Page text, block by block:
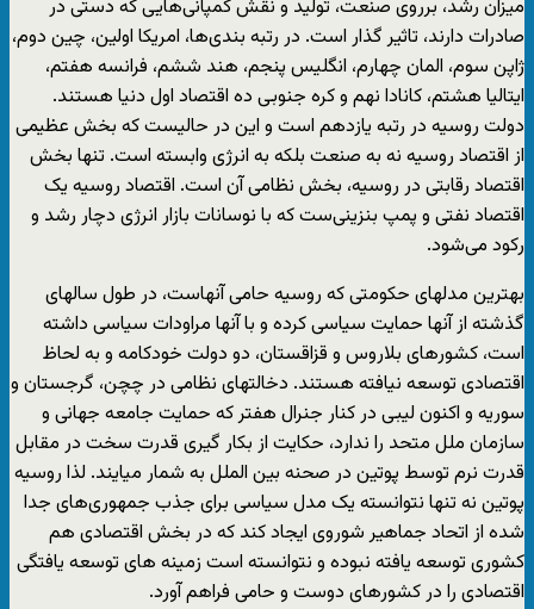
میزان رشد، برروی صنعت، تولید و نقش کمپانی‌هایی که دستی در
صادرات دارند، تاثیر گذار است. در رتبه بندی‌ها، امریکا اولین، چین دوم،
ژاپن سوم، المان چهارم، انگلیس پنجم، هند ششم، فرانسه هفتم،
ایتالیا هشتم، کانادا نهم و کره جنوبی ده اقتصاد اول دنیا هستند.
دولت روسیه در رتبه یازدهم است و این در حالیست که بخش عظیمی
از اقتصاد روسیه نه به صنعت بلکه به انرژی وابسته است. تنها بخش
اقتصاد رقابتی در روسیه، بخش نظامی آن است. اقتصاد روسیه یک
اقتصاد نفتی و پمپ بنزینی‌ست که با نوسانات بازار انرژی دچار رشد و
رکود می‌شود.
بهترین مدلهای حکومتی که روسیه حامی آنهاست، در طول سالهای
گذشته از آنها حمایت سیاسی کرده و با آنها مراودات سیاسی داشته
است، کشورهای بلاروس و قزاقستان، دو دولت خودکامه و به لحاظ
اقتصادی توسعه نیافته هستند. دخالتهای نظامی در چچن، گرجستان و
سوریه و اکنون لیبی در کنار جنرال هفتر که حمایت جامعه جهانی و
سازمان ملل متحد را ندارد، حکایت از بکار گیری قدرت سخت در مقابل
قدرت نرم توسط پوتین در صحنه بین الملل به شمار میایند. لذا روسیه
پوتین نه تنها نتوانسته یک مدل سیاسی برای جذب جمهوری‌های جدا
شده از اتحاد جماهیر شوروی ایجاد کند که در بخش اقتصادی هم
کشوری توسعه یافته نبوده و نتوانسته است زمینه های توسعه یافتگی
اقتصادی را در کشورهای دوست و حامی فراهم آورد.